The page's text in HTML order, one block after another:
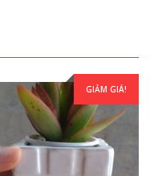
GIẢM GIÁ!